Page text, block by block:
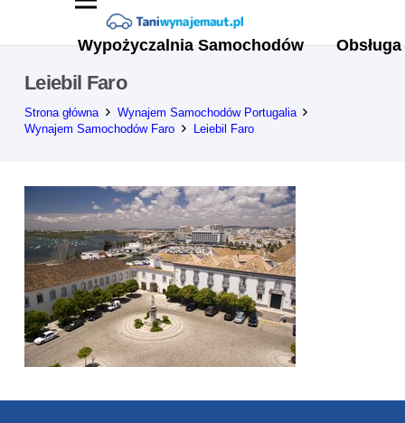
Wypożyczalnia Samochodów
Leiebil Faro
Strona główna
Wynajem Samochodów Portugalia
Wynajem Samochodów Faro
Leiebil Faro